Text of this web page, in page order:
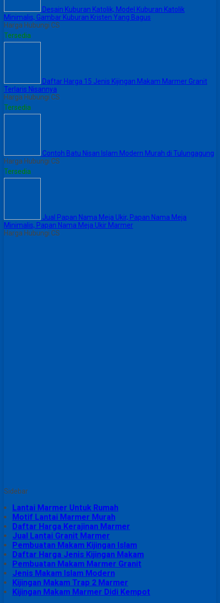
Desain Kuburan Katolik, Model Kuburan Katolik
Minimalis, Gambar Kuburan Kristen Yang Bagus
Harga Hubungi CS
Tersedia
Daftar Harga 15 Jenis Kijingan Makam Marmer Granit
Terlaris Nisannya
Harga Hubungi CS
Tersedia
Contoh Batu Nisan Islam Modern Murah di Tulungagung
Harga Hubungi CS
Tersedia
Jual Papan Nama Meja Ukir, Papan Nama Meja
Minimalis, Papan Nama Meja Ukir Marmer
Harga Hubungi CS
Sidebar
Lantai Marmer Untuk Rumah
Motif Lantai Marmer Murah
Daftar Harga Kerajinan Marmer
Jual Lantai Granit Marmer
Pembuatan Makam Kijingan Islam
Daftar Harga Jenis Kijingan Makam
Pembuatan Makam Marmer Granit
Jenis Makam Islam Modern
Kijingan Makam Trap 2 Marmer
Kijingan Makam Marmer Didi Kempot